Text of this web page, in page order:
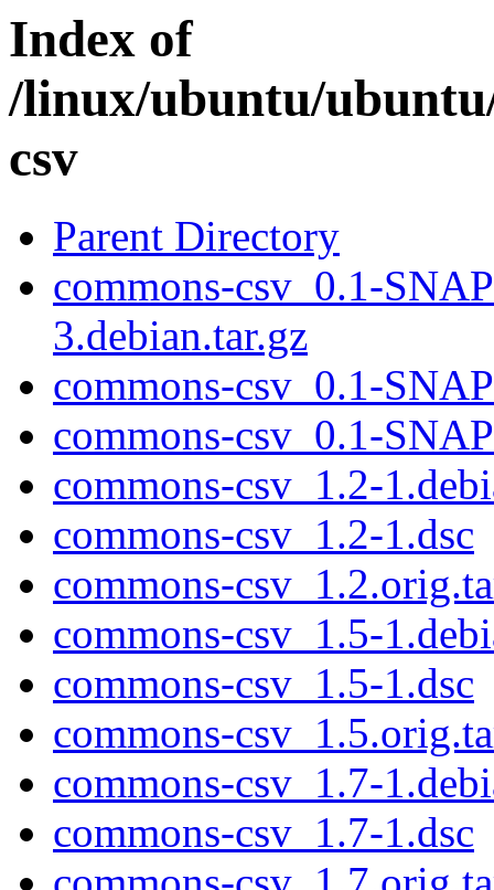
Index of
/linux/ubuntu/
csv
Parent Directory
commons-csv_0.1-
3.debian.tar.gz
commons-csv_0.1-
commons-csv_0.1-
commons-csv_1.2-
commons-csv_1.2-1.dsc
commons-
commons-csv_1.5-
commons-csv_1.5-1.dsc
commons-
commons-csv_1.7-
commons-csv_1.7-1.dsc